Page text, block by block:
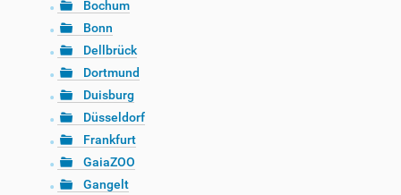
Bochum
Bonn
Dellbrück
Dortmund
Duisburg
Düsseldorf
Frankfurt
GaiaZOO
Gangelt